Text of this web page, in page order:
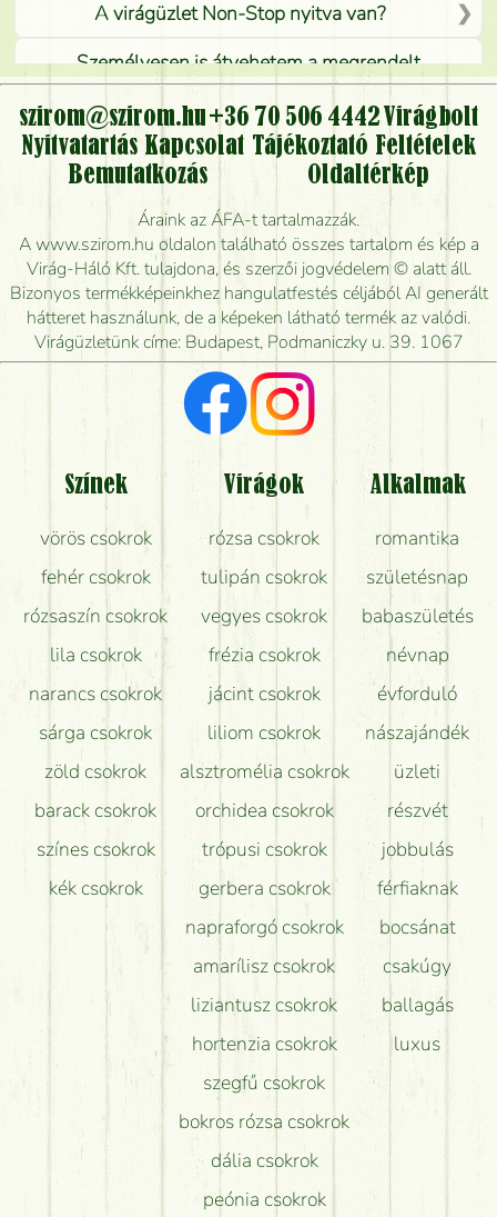
A virágüzlet Non-Stop nyitva van?
Személyesen is átvehetem a megrendelt
virágcsokrot, vagy csak virágküldéssel, kiszállítással
kérhető?
Vidékre is lehet rendelni?
Meddig rendelhetek virágküldést úgy, hogy még ma
kiszállítsák?
Mennyire gyorsan tudják elkészíteni a csokrot, és
mikor tudják leghamarabb kiszállítani?
Vörös rózsát keresek, van önöknél?
Milyen visszajelzést kapok a virágküldésről?
Tényleg azt kapom, ami a képen van?
Mit kell tudni a virágcsokrok szállításáról?
Hogy marad a lehető legtovább friss a csokor?
Tudok adventi koszorút vásárolni boltban?
szirom@szirom.hu +36 70 506 4442 Virágbolt
Nyitvatartás Kapcsolat Tájékoztató Feltételek
Bemutatkozás
Oldaltérkép
Áraink az ÁFA-t tartalmazzák.
A www.szirom.hu oldalon található összes tartalom és kép a
Virág-Háló Kft. tulajdona, és szerzői jogvédelem © alatt áll.
Bizonyos termékképeinkhez hangulatfestés céljából AI generált
hátteret használunk, de a képeken látható termék az valódi.
Virágüzletünk címe: Budapest, Podmaniczky u. 39. 1067
Színek
vörös csokrok
fehér csokrok
rózsaszín csokrok
lila csokrok
narancs csokrok
sárga csokrok
zöld csokrok
barack csokrok
színes csokrok
kék csokrok
Virágok
rózsa csokrok
tulipán csokrok
vegyes csokrok
frézia csokrok
jácint csokrok
liliom csokrok
alsztromélia csokrok
orchidea csokrok
trópusi csokrok
gerbera csokrok
napraforgó csokrok
amarílisz csokrok
liziantusz csokrok
hortenzia csokrok
szegfű csokrok
bokros rózsa csokrok
dália csokrok
peónia csokrok
Alkalmak
romantika
születésnap
babaszületés
névnap
évforduló
nászajándék
üzleti
részvét
jobbulás
férfiaknak
bocsánat
csakúgy
ballagás
luxus